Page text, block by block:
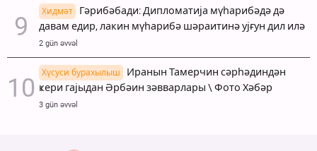
Хидмәт
Гәрибәбади: Дипломатија мүһарибәдә дә
давам едир, лакин мүһарибә шәраитинә ујғун дил илә
2 gün əvvəl
Хүсуси бурахылыш
Иранын Тамерчин сәрһәдиндән
ҝери гајыдан Әрбәин зәвварлары \ Фото Хәбәр
3 gün əvvəl